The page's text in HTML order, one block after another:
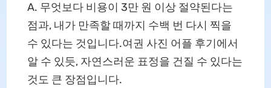
A. 무엇보다 비용이 3만 원 이상 절약된다는
점과, 내가 만족할 때까지 수백 번 다시 찍을
수 있다는 것입니다.여권 사진 어플 후기에서
알 수 있듯, 자연스러운 표정을 건질 수 있다는
것도 큰 장점입니다.